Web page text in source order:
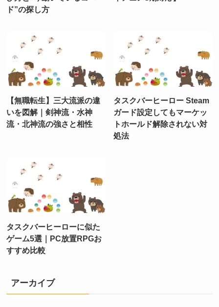
ド”の探し方
【無職転生】三大流派の違
いを図解｜剣神流・水神
流・北神流の強さと相性
タスクバーヒーロー Steam
ガード設定してもマーケッ
トホールド解除されない対
処法
タスクバーヒーローに似た
ゲーム5選｜PC放置RPGお
すすめ比較
アーカイブ